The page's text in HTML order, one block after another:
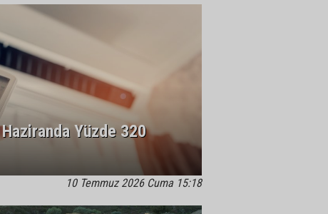
Yüzde 320
10 Temmuz 2026 Cuma 15:18